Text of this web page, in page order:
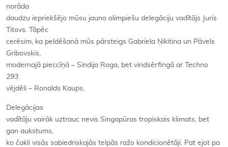
norāda
daudzu iepriekšējo mūsu jauno olimpiešu delegāciju vadītājs Juris
Titovs. Tāpēc
cerēsim, ka peldēšanā mūs pārsteigs Gabriela Ņikitina un Pāvels
Gribovskis,
modernajā pieccīņā – Sindija Roga, bet vindsērfingā ar Techno
293
vējdēli – Ronalds Kaups.
Delegācijas
vadītāju vairāk uztrauc nevis Singapūras tropiskais klimats, bet
gan aukstums,
ko čakli visās sabiedriskajās telpās ražo kondicionētāji. Pat ejot pa